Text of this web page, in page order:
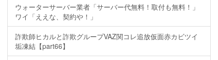
ウォーターサーバー業者「サーバー代無料！取付も無料！」
ワイ「ええな、契約や！」
詐欺師ヒカルと詐欺グループVAZ関コレ追放仮面赤カビツイ
垢凍結【part66】